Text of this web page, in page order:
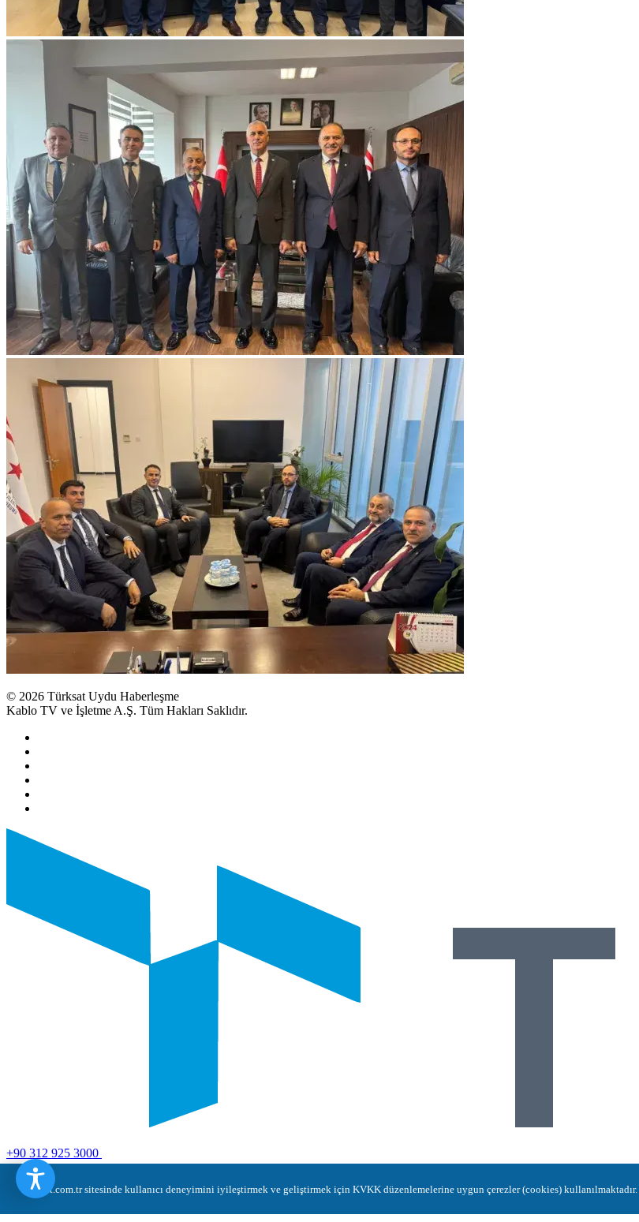
turksat.com.tr sitesinde kullanıcı deneyimini iyileştirmek ve geliştirmek için KVKK düzenlemelerine uygun çerezler (cookies)
© 2026 Türksat Uydu Haberleşme
Kablo TV ve İşletme A.Ş. Tüm Hakları Saklıdır.
+90 312 925 3000
Yağlıpınar Mahallesi Türksat
(Küme Evler) İdari Bina Apt. No:1 Gölbaşı / Ankara